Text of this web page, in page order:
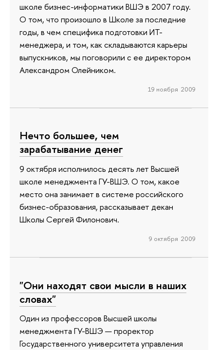
школе бизнес-информатики ВШЭ в 2007 году.
О том, что произошло в Школе за последние
годы, в чем специфика подготовки ИТ-
менеджера, и том, как складываются карьеры
выпускников, мы поговорили с ее директором
Александром Олейником.
19 ноября 2009
Нечто большее, чем
зарабатывание денег
9 октября исполнилось десять лет Высшей
школе менеджмента ГУ-ВШЭ. О том, какое
место она занимает в системе российского
бизнес-образования, рассказывает декан
Школы Сергей Филонович.
9 октября 2009
"Они находят свои мысли в наших
словах"
Один из профессоров Высшей школы
менеджмента ГУ-ВШЭ — проректор
Государственного университета управления